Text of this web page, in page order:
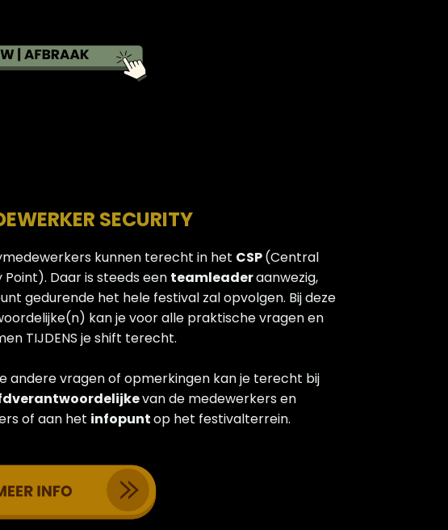
SECURITY
kunnen terecht in het CSP(Central
Point). Daar is steeds een teamleaderaanwezig,
gedurende het hele festival zal opvolgen. Bij deze
kan je voor alle praktische vragen en
TIJDENS je shift terecht.
andere vragen of opmerkingen kan je terecht bij
van de medewerkers en
of aan het infopuntop het festivalterrein.